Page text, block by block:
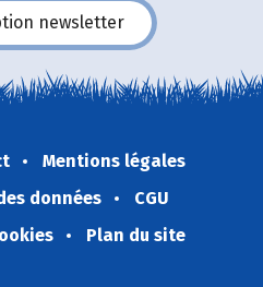
newsletter
Mentions légales
données
CGU
Plan du site